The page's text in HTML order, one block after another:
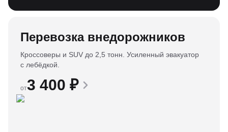
Перевозка внедорожников
Кроссоверы и SUV до 2,5 тонн. Усиленный эвакуатор
с лебёдкой.
от3 400 ₽